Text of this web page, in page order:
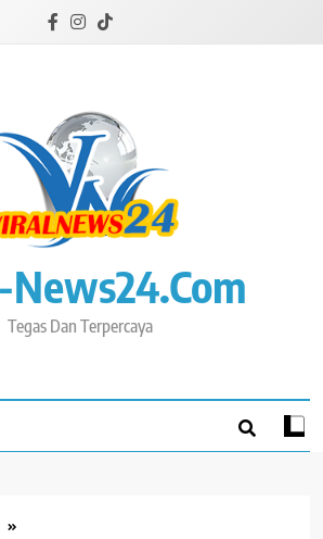
Tegas Dan Terpercaya